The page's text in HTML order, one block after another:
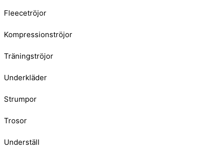
Fleecetröjor
Kompressionströjor
Träningströjor
Underkläder
Strumpor
Trosor
Underställ